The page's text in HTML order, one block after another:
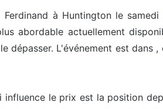
à Huntington le
abordable actuellement
dépasser. L'événement est
le prix est la position